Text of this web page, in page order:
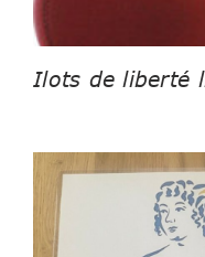
Ilots de liberté